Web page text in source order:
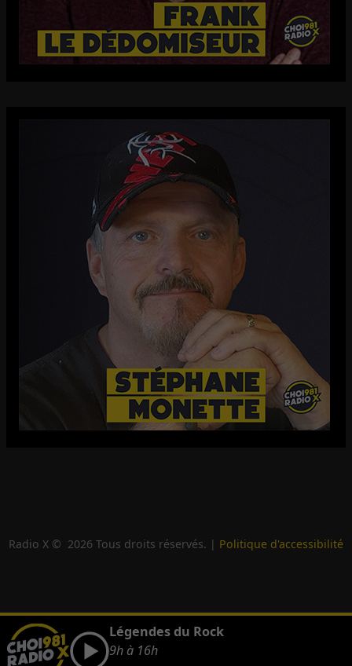
Radio X © 2026 Tous droits réservés. | Politique d'accessibilité
Légendes du Rock
9h à 16h